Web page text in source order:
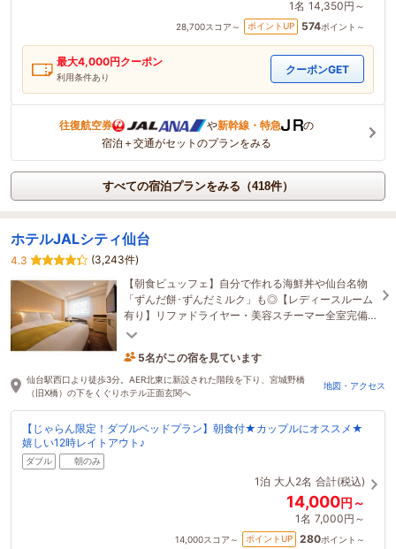
1名 14,350円～
28,700スコア～ ポイントUP 574ポイント～
最大4,000円クーポン
利用条件あり
クーポンGET
往復航空券 や新幹線・特急
の
宿泊＋交通がセットのプランをみる
すべての宿泊プランをみる（418件）
ホテルJALシティ仙台
4.3
(3,243件)
【朝食ビュッフェ】自分で作れる海鮮丼や仙台名物
「ずんだ餅･ずんだミルク」も◎【レディースルーム
有り】リファドライヤー・美容スチーマー全室完備
♪【アクセス◎】仙台駅からのルートはギャラリーへ
5名がこの宿を見ています
59分前に予約されました
仙台駅西口より徒歩3分。AER北東に新設された階段を下り、宮城野橋
（旧X橋）の下をくぐりホテル正面玄関へ
地図・アクセス
【じゃらん限定！ダブルベッドプラン】朝食付★カップルにオススメ★
嬉しい12時レイトアウト♪
ダブル 朝のみ
1泊 大人2名 合計(税込)
14,000円～
1名 7,000円～
14,000スコア～ ポイントUP 280ポイント～